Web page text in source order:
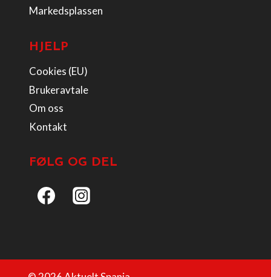
Markedsplassen
HJELP
Cookies (EU)
Brukeravtale
Om oss
Kontakt
FØLG OG DEL